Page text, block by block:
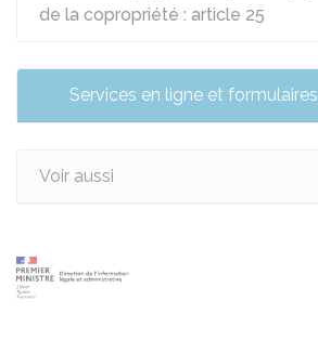
de la copropriété : article 25
Services en ligne et formulaires
Voir aussi